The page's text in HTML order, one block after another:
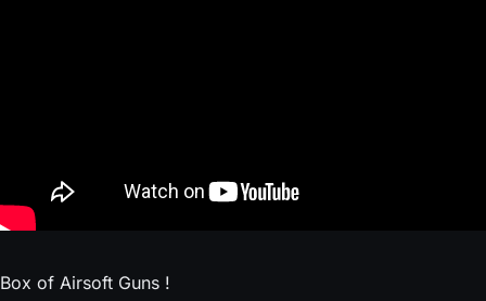
Box of Airsoft Guns !